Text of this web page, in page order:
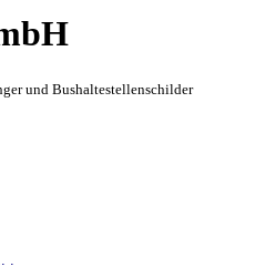
und Bushaltestellenschilder